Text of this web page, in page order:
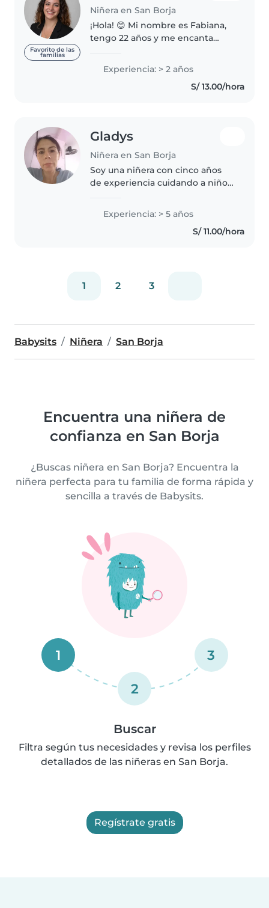
Favorito de las
familias
Niñera en San Borja
¡Hola! 😊 Mi nombre es Fabiana,
tengo 22 años y me encanta
Soy una persona muy paciente,
responsable, cariñosa y alegre.
Disfruto jugando con ellos,..
Experiencia: > 2 años
S/ 13.00/hora
Gladys
Niñera en San Borja
Soy una niñera con cinco años
de experiencia cuidando a niños
bebés hasta adolescentes.
Responsable, paciente y
bilingüe, me encanta leer, cantar
Experiencia: > 5 años
S/ 11.00/hora
1 2 3
Babysits Niñera San Borja
Encuentra una niñera de
confianza en San Borja
¿Buscas niñera en San Borja? Encuentra la
niñera perfecta para tu familia de forma rápida y
sencilla a través de Babysits.
1
2
3
Buscar
Filtra según tus necesidades y revisa los perfiles
detallados de las niñeras en San Borja.
Regístrate gratis